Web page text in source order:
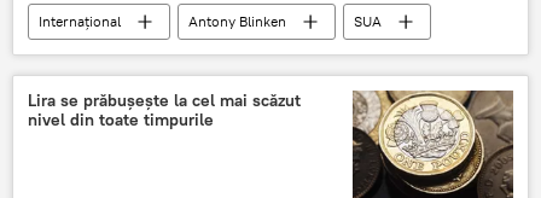
Internațional Antony Blinken
SUA
Rusia
arma
arme nucleare
război nuclear
arsenal nuclear
Lira se prăbușește la cel mai scăzut
nivel din toate timpurile